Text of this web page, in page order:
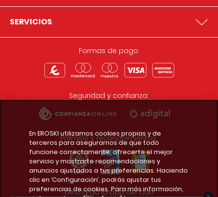
SERVICIOS
Formas de pago:
Seguridad y confianza:
Premios y reconocimientos:
Descarga la app del club
En EROSKI utilizamos cookies propias y de
terceros para asegurarnos de que todo
funcione correctamente, ofrecerte el mejor
servicio y mostrarte recomendaciones y
anuncios ajustados a tus preferencias. Haciendo
clic en ‘Configuración’, podrás ajustar tus
preferencias de cookies. Para más información,